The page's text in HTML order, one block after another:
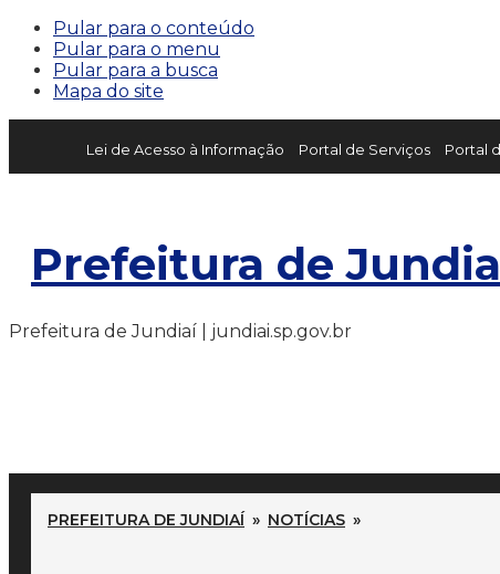
Pular para o conteúdo
Pular para o menu
Pular para a busca
Mapa do site
Lei de Acesso à Informação Portal de Serviços Portal
Prefeitura de
Prefeitura de Jundiaí | jundiai.sp.gov.br
PREFEITURA DE JUNDIAÍ » NOTÍCIAS »